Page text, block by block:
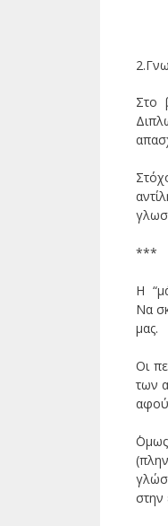
Στο
***
H
Να
μας.
Οι
των
αφού
στην